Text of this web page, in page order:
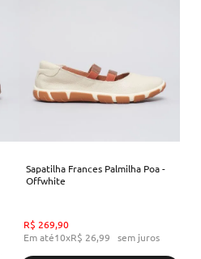
Sapatilha Frances Palmilha Poa -
Offwhite
R$ 269,90
Em até10xR$ 26,99 sem juros